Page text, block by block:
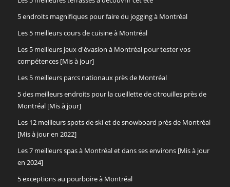
5 endroits magnifiques pour faire du jogging à Montréal
Les 5 meilleurs cours de cuisine à Montréal
Les 5 meilleurs jeux d'évasion à Montréal pour tester vos
compétences [Mis à jour]
Les 5 meilleurs parcs nationaux près de Montréal
5 des meilleurs endroits pour la cueillette de citrouilles près de
Montréal [Mis à jour]
Les 12 meilleurs spots de ski et de snowboard près de Montréal
[Mis à jour en 2022]
Les 7 meilleurs spas à Montréal et dans ses environs [Mis à jour
en 2024]
5 exceptions au pourboire à Montréal